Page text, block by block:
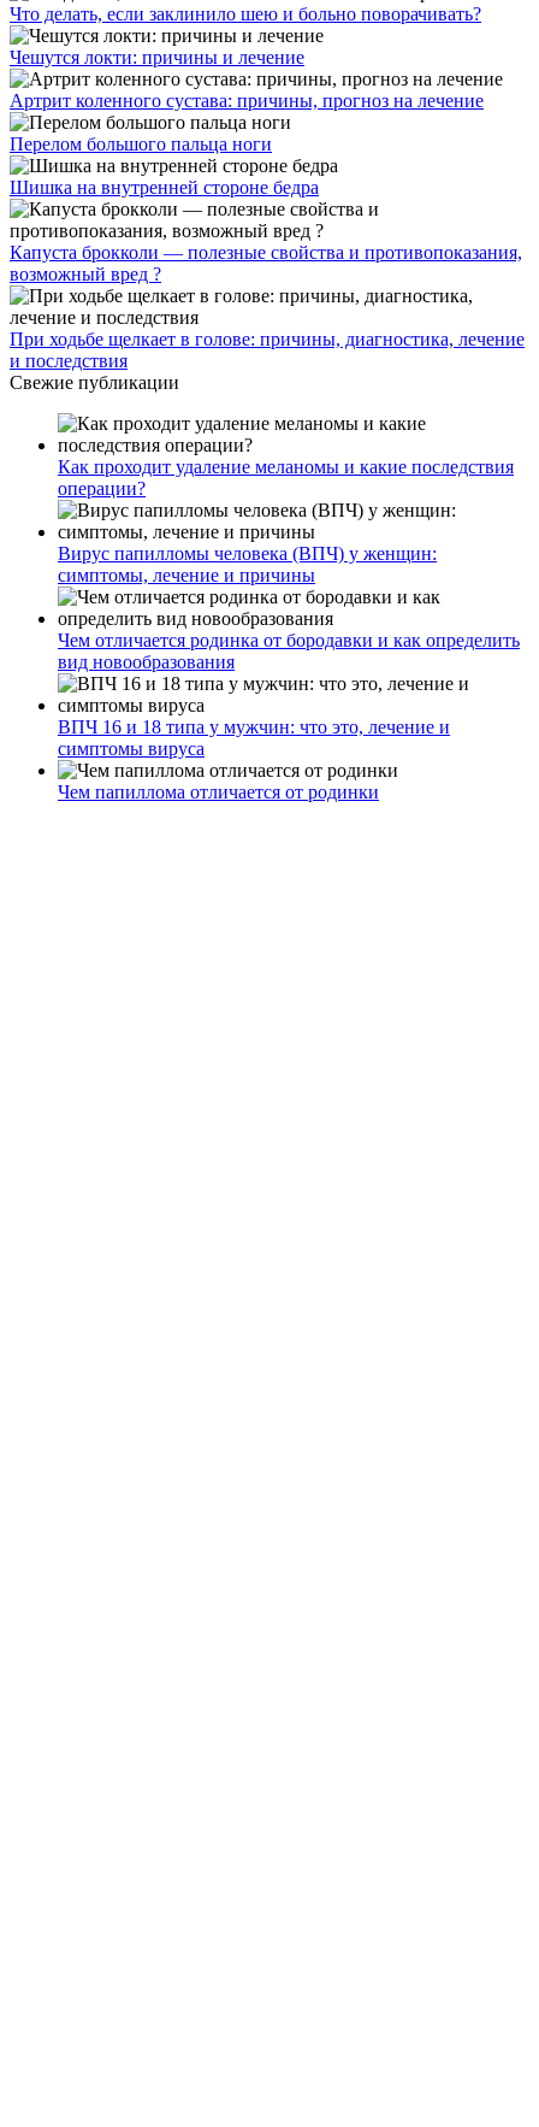
Что делать, если заклинило шею и больно поворачивать?
Чешутся локти: причины и лечение
Артрит коленного сустава: причины, прогноз на лечение
Перелом большого пальца ноги
Шишка на внутренней стороне бедра
Капуста брокколи — полезные свойства и противопоказания,
возможный вред ?
При ходьбе щелкает в голове: причины, диагностика, лечение
и последствия
Свежие публикации
Как проходит удаление меланомы и какие последствия
операции?
Вирус папилломы человека (ВПЧ) у женщин:
симптомы, лечение и причины
Чем отличается родинка от бородавки и как определить
вид новообразования
ВПЧ 16 и 18 типа у мужчин: что это, лечение и
симптомы вируса
Чем папиллома отличается от родинки